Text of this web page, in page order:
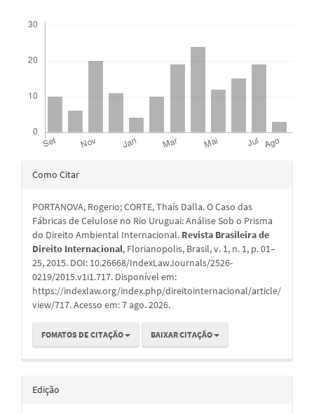
Detalhes
artigo
Como Citar
PORTANOVA, Rogerio; CORTE, Thaís Dalla. O Caso das
Fábricas de Celulose no Rio Uruguai: Análise Sob o Prisma
do Direito Ambiental Internacional. Revista Brasileira de
Direito Internacional, Florianopolis, Brasil, v. 1, n. 1, p. 01–
25, 2015. DOI: 10.26668/IndexLawJournals/2526-
0219/2015.v1i1.717. Disponível em:
https://indexlaw.org/index.php/direitointernacional/article/
view/717. Acesso em: 7 ago. 2026.
FOMATOS DE CITAÇÃO BAIXAR CITAÇÃO
Edição